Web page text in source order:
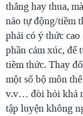
thắng hay thua,
não tự động/tiềm
phải có ý thức
phần cảm xúc, để
tiềm thức. Thay
một số bộ môn
v.v… đòi hỏi khả
tập luyện không